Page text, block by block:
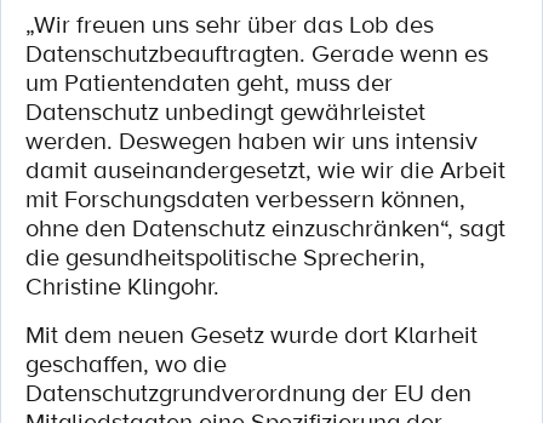
„Wir freuen uns sehr über das Lob des
Datenschutzbeauftragten. Gerade wenn es
um Patientendaten geht, muss der
Datenschutz unbedingt gewährleistet
werden. Deswegen haben wir uns intensiv
damit auseinandergesetzt, wie wir die Arbeit
mit Forschungsdaten verbessern können,
ohne den Datenschutz einzuschränken“, sagt
die gesundheitspolitische Sprecherin,
Christine Klingohr.
Mit dem neuen Gesetz wurde dort Klarheit
geschaffen, wo die
Datenschutzgrundverordnung der EU den